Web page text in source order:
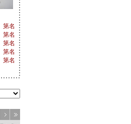
第名
第名
第名
第名
第名
第名
第名
第名
第名